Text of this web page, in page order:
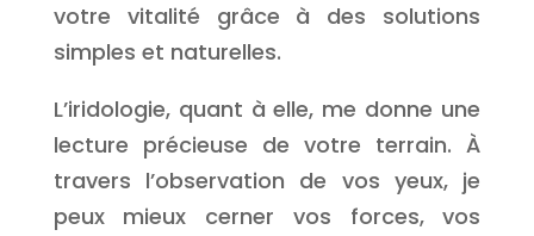
votre vitalité grâce à des solutions
simples et naturelles.
L’iridologie, quant à elle, me donne une
lecture précieuse de votre terrain. À
travers l’observation de vos yeux, je
peux mieux cerner vos forces, vos